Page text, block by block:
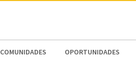
COMUNIDADES OPORTUNIDADES